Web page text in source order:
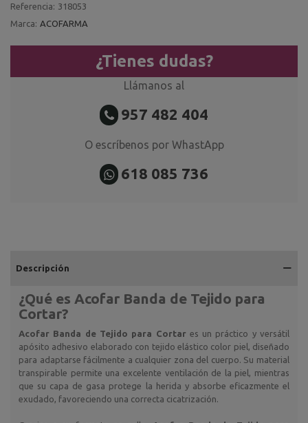
Referencia: 318053
Marca: ACOFARMA
¿Tienes dudas?
Llámanos al
957 482 404
O escríbenos por WhastApp
618 085 736
Descripción
¿Qué es Acofar Banda de Tejido para
Cortar?
Acofar Banda de Tejido para Cortar es un práctico y versátil
apósito adhesivo elaborado con tejido elástico color piel, diseñado
para adaptarse fácilmente a cualquier zona del cuerpo. Su material
transpirable permite una excelente ventilación de la piel, mientras
que su capa de gasa protege la herida y absorbe eficazmente el
exudado, favoreciendo una correcta cicatrización.